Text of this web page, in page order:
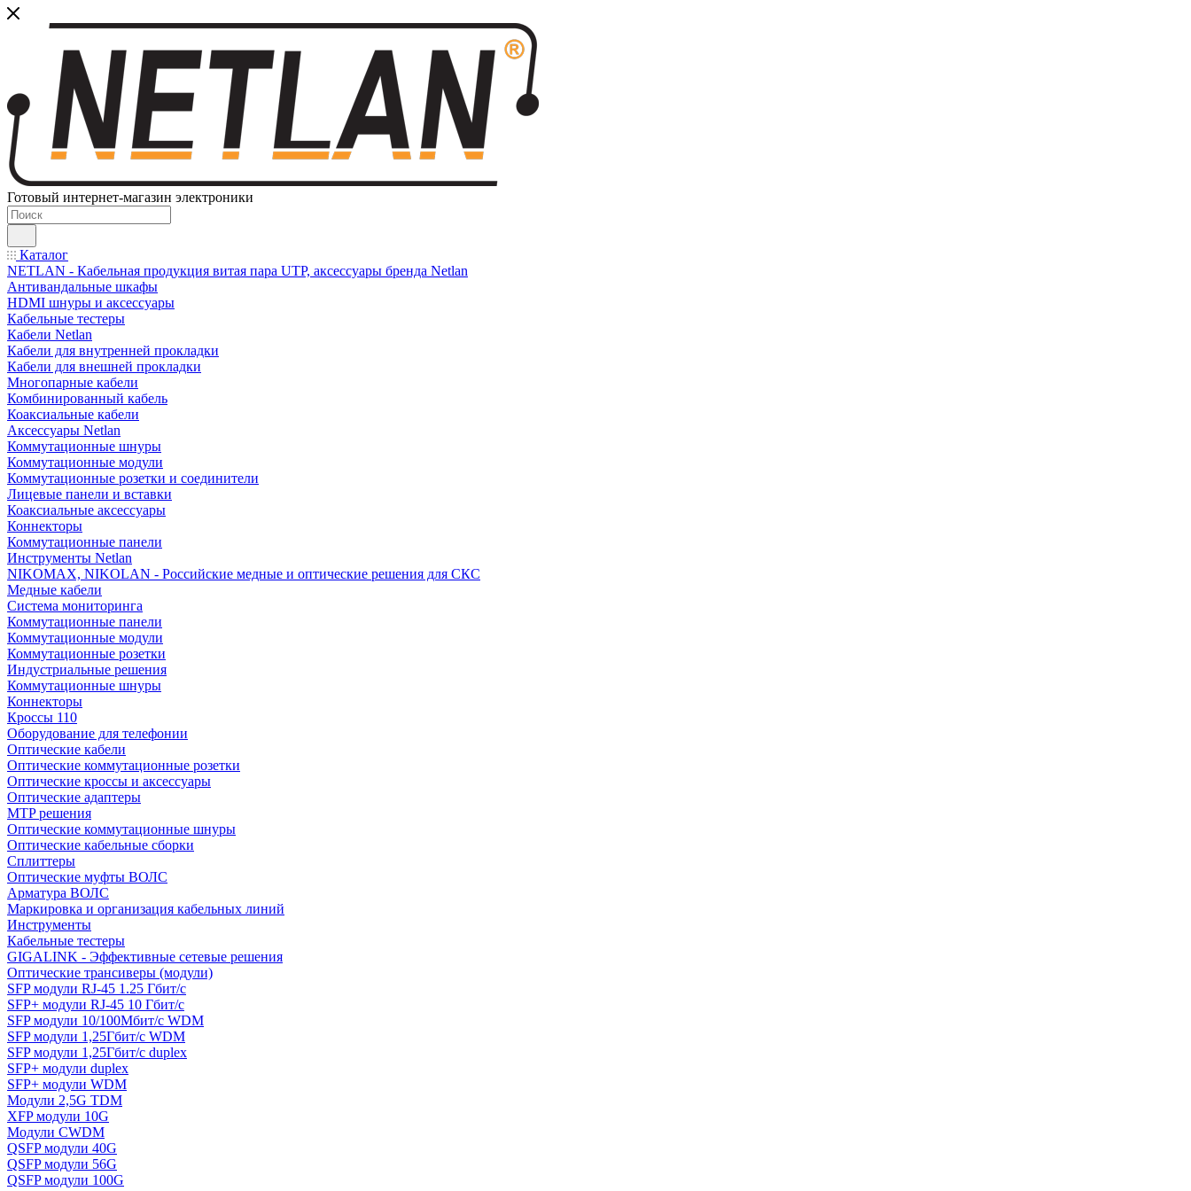
Готовый интернет-магазин электроники
Каталог
NETLAN - Кабельная продукция витая пара UTP, аксессуары бренда Netlan
Антивандальные шкафы
HDMI шнуры и аксессуары
Кабельные тестеры
Кабели Netlan
Кабели для внутренней прокладки
Кабели для внешней прокладки
Многопарные кабели
Комбинированный кабель
Коаксиальные кабели
Аксессуары Netlan
Коммутационные шнуры
Коммутационные модули
Коммутационные розетки и соединители
Лицевые панели и вставки
Коаксиальные аксессуары
Коннекторы
Коммутационные панели
Инструменты Netlan
NIKOMAX, NIKOLAN - Российские медные и оптические решения для СКС
Медные кабели
Система мониторинга
Коммутационные панели
Коммутационные модули
Коммутационные розетки
Индустриальные решения
Коммутационные шнуры
Коннекторы
Кроссы 110
Оборудование для телефонии
Оптические кабели
Оптические коммутационные розетки
Оптические кроссы и аксессуары
Оптические адаптеры
MTP решения
Оптические коммутационные шнуры
Оптические кабельные сборки
Сплиттеры
Оптические муфты ВОЛС
Арматура ВОЛС
Маркировка и организация кабельных линий
Инструменты
Кабельные тестеры
GIGALINK - Эффективные сетевые решения
Оптические трансиверы (модули)
SFP модули RJ-45 1.25 Гбит/c
SFP+ модули RJ-45 10 Гбит/c
SFP модули 10/100Мбит/с WDM
SFP модули 1,25Гбит/с WDM
SFP модули 1,25Гбит/с duplex
SFP+ модули duplex
SFP+ модули WDM
Модули 2,5G TDM
XFP модули 10G
Модули CWDM
QSFP модули 40G
QSFP модули 56G
QSFP модули 100G